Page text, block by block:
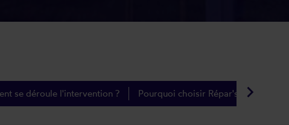
se déroule l'intervention ? Pourquoi choisir Répar'stores ?
keyboard_arrow_right